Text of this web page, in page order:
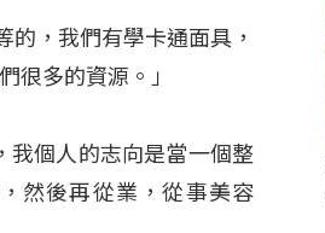
，我們有學卡通面具，
很多的資源。」
我個人的志向是當一個整
然後再從業，從事美容